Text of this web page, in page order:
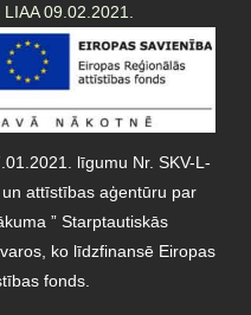
09.02.2021.
līgumu Nr. SKV-L-
attīstības aģentūru par
” Starptautiskās
ko līdzfinansē Eiropas
fonds.